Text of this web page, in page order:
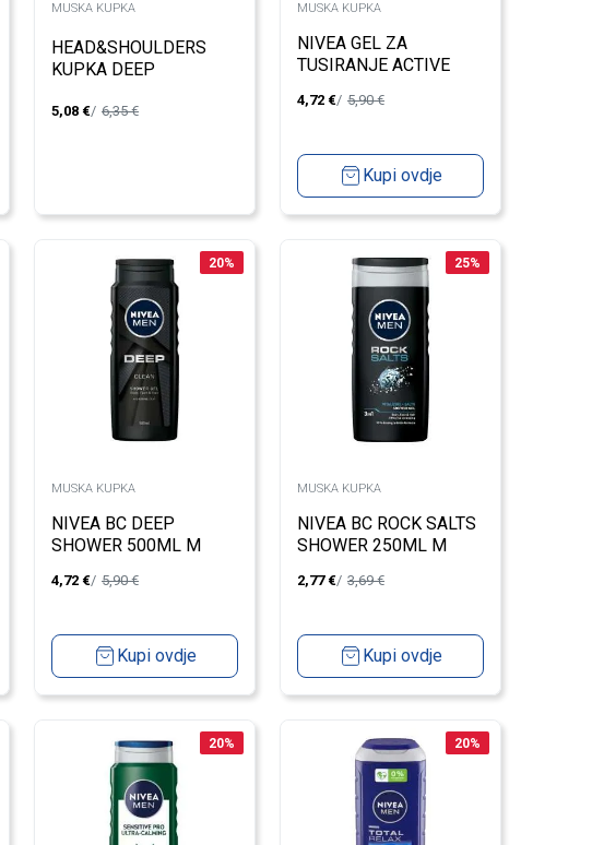
MUSKA KUPKA
HEAD&SHOULDERS
KUPKA DEEP
5,08 € 6,35€
MUSKA KUPKA
NIVEA GEL ZA
TUSIRANJE ACTIVE
4,72 € 5,90€
Kupi ovdje
20%
MUSKA KUPKA
NIVEA BC DEEP
SHOWER 500ML M
4,72 € 5,90€
Kupi ovdje
25%
MUSKA KUPKA
NIVEA BC ROCK SALTS
SHOWER 250ML M
2,77 € 3,69€
Kupi ovdje
20% 20%